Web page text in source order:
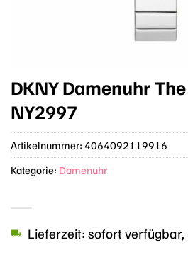
DKNY Damenuhr
NY2997
Lieferzeit: sofort
Artikelnummer: 4064092119916
Kategorie: Damenuhr